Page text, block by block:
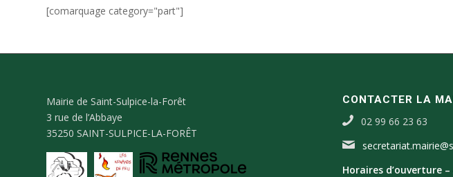
[comarquage category="part"]
Mairie de Saint-Sulpice-la-Forêt
3 rue de l’Abbaye
35250 SAINT-SULPICE-LA-FORÊT
CONTACTER LA
02 99 66 23 63
Horaires d’ouverture –